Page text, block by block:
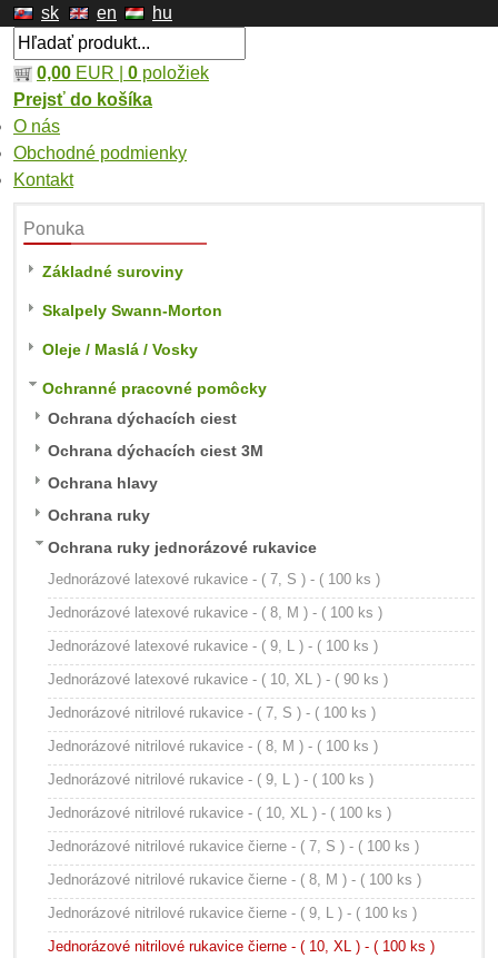
sk en hu
0,00 EUR | 0 položiek
Prejsť do košíka
O nás
Obchodné podmienky
Kontakt
Ponuka
Základné suroviny
Skalpely Swann-Morton
Oleje / Maslá / Vosky
Ochranné pracovné pomôcky
Ochrana dýchacích ciest
Ochrana dýchacích ciest 3M
Ochrana hlavy
Ochrana ruky
Ochrana ruky jednorázové rukavice
Jednorázové latexové rukavice - ( 7, S ) - ( 100 ks )
Jednorázové latexové rukavice - ( 8, M ) - ( 100 ks )
Jednorázové latexové rukavice - ( 9, L ) - ( 100 ks )
Jednorázové latexové rukavice - ( 10, XL ) - ( 90 ks )
Jednorázové nitrilové rukavice - ( 7, S ) - ( 100 ks )
Jednorázové nitrilové rukavice - ( 8, M ) - ( 100 ks )
Jednorázové nitrilové rukavice - ( 9, L ) - ( 100 ks )
Jednorázové nitrilové rukavice - ( 10, XL ) - ( 100 ks )
Jednorázové nitrilové rukavice čierne - ( 7, S ) - ( 100 ks )
Jednorázové nitrilové rukavice čierne - ( 8, M ) - ( 100 ks )
Jednorázové nitrilové rukavice čierne - ( 9, L ) - ( 100 ks )
Jednorázové nitrilové rukavice čierne - ( 10, XL ) - ( 100 ks )